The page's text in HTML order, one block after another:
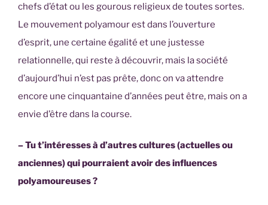
chefs d’état ou les gourous religieux de toutes sortes.
Le mouvement polyamour est dans l’ouverture
d’esprit, une certaine égalité et une justesse
relationnelle, qui reste à découvrir, mais la société
d’aujourd’hui n’est pas prête, donc on va attendre
encore une cinquantaine d’années peut être, mais on a
envie d’être dans la course.
– Tu t’intéresses à d’autres cultures (actuelles ou
anciennes) qui pourraient avoir des influences
polyamoureuses ?